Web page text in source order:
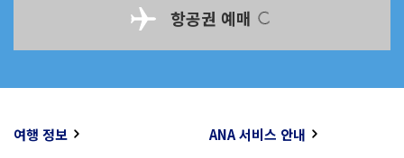
항공권 예매
여행 정보 ANA 서비스 안내